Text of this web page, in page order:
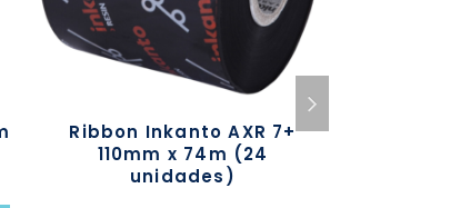
Ribbon Inkanto AXR 7+
110mm x 74m (24
unidades)